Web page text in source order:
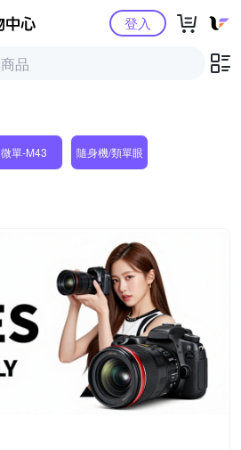
Yahoo購物中心登入
微單-M43 隨身機/類單眼